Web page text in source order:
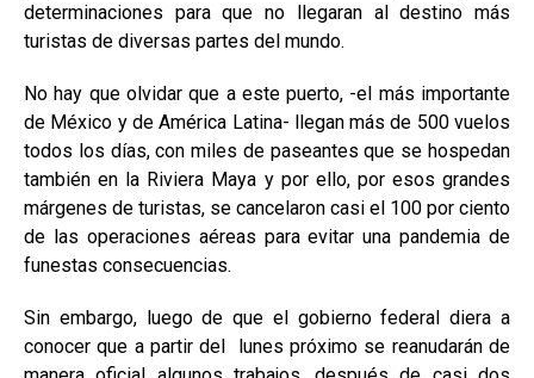
determinaciones para que no llegaran al destino más
turistas de diversas partes del mundo.
No hay que olvidar que a este puerto, -el más importante
de México y de América Latina- llegan más de 500 vuelos
todos los días, con miles de paseantes que se hospedan
también en la Riviera Maya y por ello, por esos grandes
márgenes de turistas, se cancelaron casi el 100 por ciento
de las operaciones aéreas para evitar una pandemia de
funestas consecuencias.
Sin embargo, luego de que el gobierno federal diera a
conocer que a partir del
lunes próximo se reanudarán de